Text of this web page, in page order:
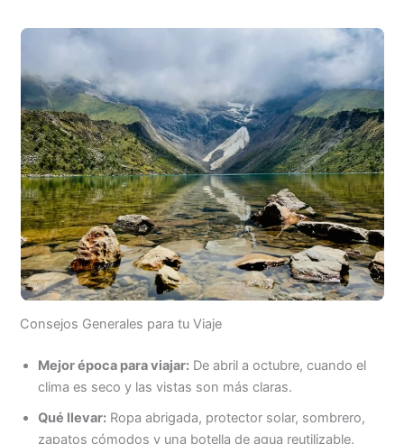
Consejos Generales para tu Viaje
Mejor época para viajar: De abril a octubre, cuando el
clima es seco y las vistas son más claras.
Qué llevar: Ropa abrigada, protector solar, sombrero,
zapatos cómodos y una botella de agua reutilizable.